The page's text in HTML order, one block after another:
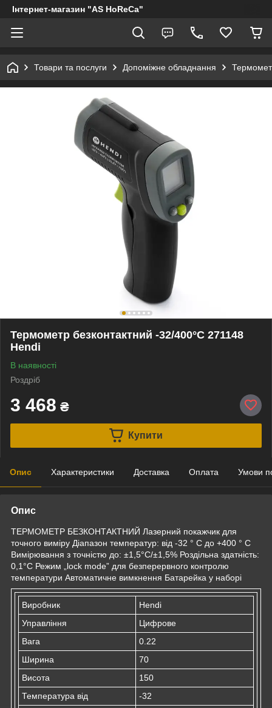
Інтернет-магазин "AS HoReCa"
Товари та послуги Допоміжне обладнання
Термометр безконтактний -32/400°C 271148
Hendi
В наявності
Роздріб
3 468 ₴
Купити
Опис Характеристики Доставка Оплата Умови
Опис
ТЕРМОМЕТР БЕЗКОНТАКТНИЙ Лазерний покажчик для
точного виміру Діапазон температур: від -32 ° C до +400 ° C
Вимірювання з точністю до: ±1,5°C/±1,5% Роздільна здатність:
0,1°C Режим „lock mode” для безперервного контролю
температури Автоматичне вимкнення Батарейка у наборі
Виробник
Hendi
Управління
Цифрове
Вага
0.22
Ширина
70
Висота
150
Температура від
-32